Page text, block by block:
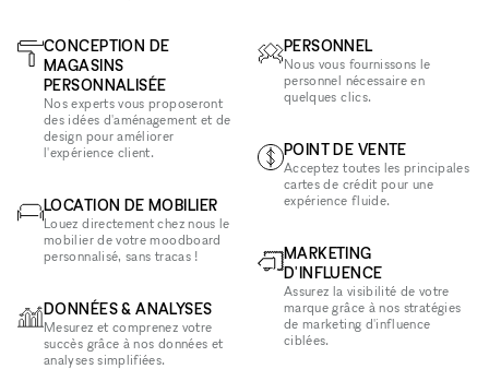
CONCEPTION DE
MAGASINS
PERSONNALISÉE
Nos experts vous proposeront
des idées d'aménagement et de
design pour améliorer
l'expérience client.
LOCATION DE MOBILIER
Louez directement chez nous le
mobilier de votre moodboard
personnalisé, sans tracas !
DONNÉES & ANALYSES
Mesurez et comprenez votre
succès grâce à nos données et
analyses simplifiées.
PERSONNEL
Nous vous fournissons le
personnel nécessaire en
quelques clics.
POINT DE VENTE
Acceptez toutes les principales
cartes de crédit pour une
expérience fluide.
MARKETING
D'INFLUENCE
Assurez la visibilité de votre
marque grâce à nos stratégies
de marketing d'influence
ciblées.